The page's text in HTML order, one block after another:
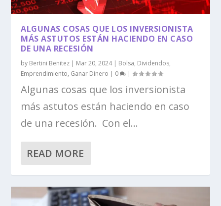
ALGUNAS COSAS QUE LOS INVERSIONISTA
MÁS ASTUTOS ESTÁN HACIENDO EN CASO
DE UNA RECESIÓN
by Bertini Benitez | Mar 20, 2024| Bolsa, Dividendos,
Emprendimiento, Ganar Dinero | 0 |
Algunas cosas que los inversionista
más astutos están haciendo en caso
de una recesión. Con el...
READ MORE